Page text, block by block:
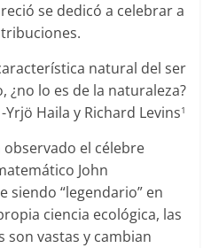
se dedicó a celebrar a
natural del ser
¿no lo es de la naturaleza?
-Yrjö Haila y Richard Levins1
observado el célebre
John
siendo “legendario” en
ciencia ecológica, las
son vastas y cambian